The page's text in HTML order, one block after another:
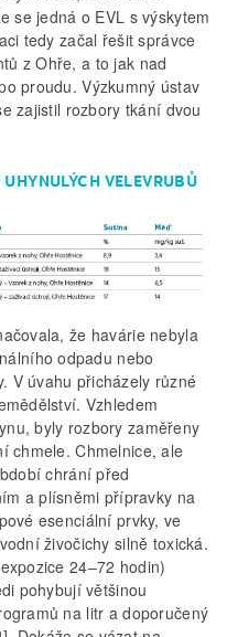
se jedná o EVL s výskytem
tedy začal řešit správce
z Ohře, a to jak nad
proudu. Výzkumný ústav
zajistil rozbory tkání dvou
VELEVRUBŮ
že havárie nebyla
odpadu nebo
V úvahu přicházely různé
Vzhledem
byly rozbory zaměřeny
chmele. Chmelnice, ale
chrání před
a plísněmi přípravky na
esenciální prvky, ve
živočichy silně toxická.
24–72 hodin)
pohybují většinou
na litr a doporučený